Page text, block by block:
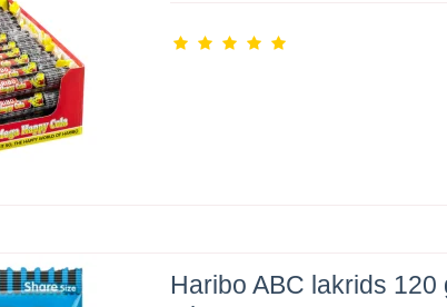
Haribo ABC lakrids 120